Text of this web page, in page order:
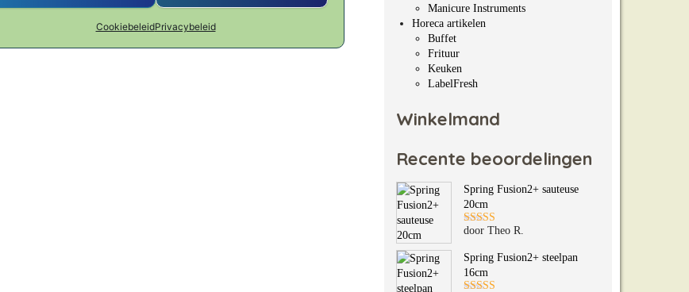
CookiebeleidPrivacybeleid
Manicure Instruments
Horeca artikelen
Buffet
Frituur
Keuken
LabelFresh
Winkelmand
Recente beoordelingen
Spring Fusion2+ sauteuse
20cm
Gewaardeerd
door Theo R.
Spring Fusion2+ steelpan
16cm